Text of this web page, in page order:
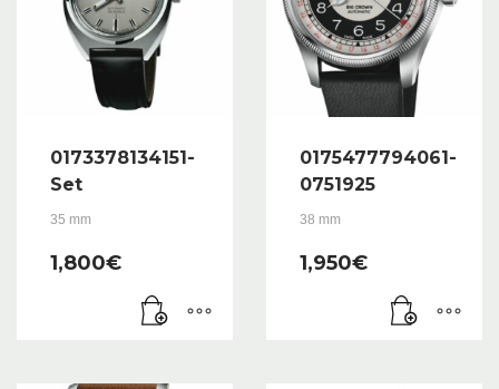
0173378134151-
Set
35 mm
1,800€
0175477794061-
0751925
38 mm
1,950€